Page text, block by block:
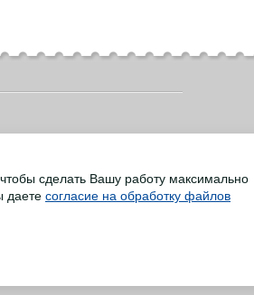
досоксделать Вашу работу максимально
даете согласие на обработку файлов